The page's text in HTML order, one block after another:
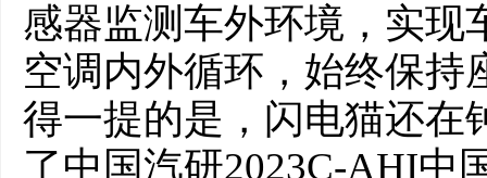
感器监测车外环境，实现
空调内外循环，始终保持
得一提的是，闪电猫还在
了中国汽研2023C-AHI